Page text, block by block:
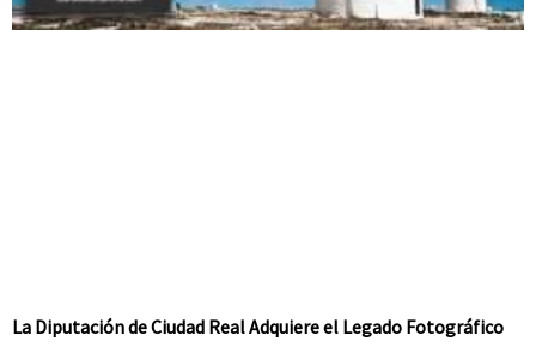
La Diputación de Ciudad Real Adquiere el Legado Fotográfico